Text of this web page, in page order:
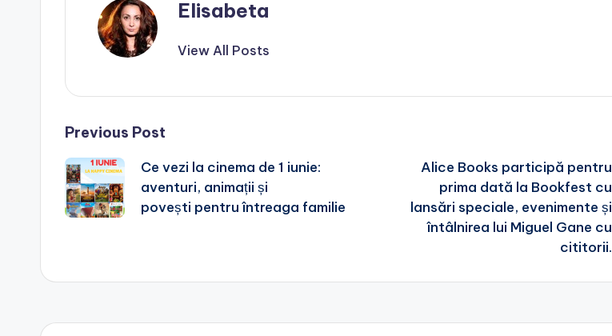
Elisabeta
View All Posts
Post
navigation
Previous Post
Ce vezi la cinema de 1 iunie:
aventuri, animații și
povești pentru întreaga familie
Alice Books participă pentru
prima dată la Bookfest cu
lansări speciale, evenimente și
întâlnirea lui Miguel Gane cu
cititorii.